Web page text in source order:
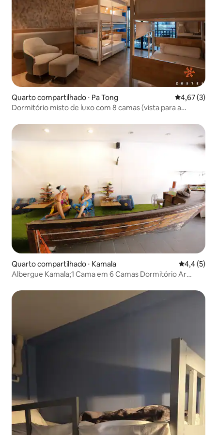
Quarto compartilhado ⋅ Pa Tong 4,67 de
4,67 (3)
Dormitório misto de luxo com 8 camas (vista para a
Quarto compartilhado ⋅ Kamala 4,4 de
4,4 (5)
Albergue Kamala;1 Cama em 6 Camas Dormitório Ar